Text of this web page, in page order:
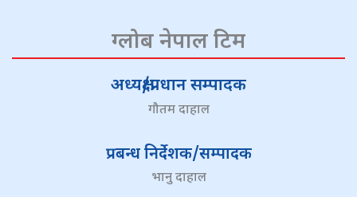
ग्लोब नेपाल टिम
अध्यक्ष/प्रधान सम्पादक
गौतम दाहाल
प्रबन्ध निर्देशक/सम्पादक
भानु दाहाल